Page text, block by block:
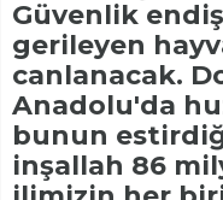
Güvenlik
gerileyen
canlanacak.
Anadolu'da
bunun
inşallah 86